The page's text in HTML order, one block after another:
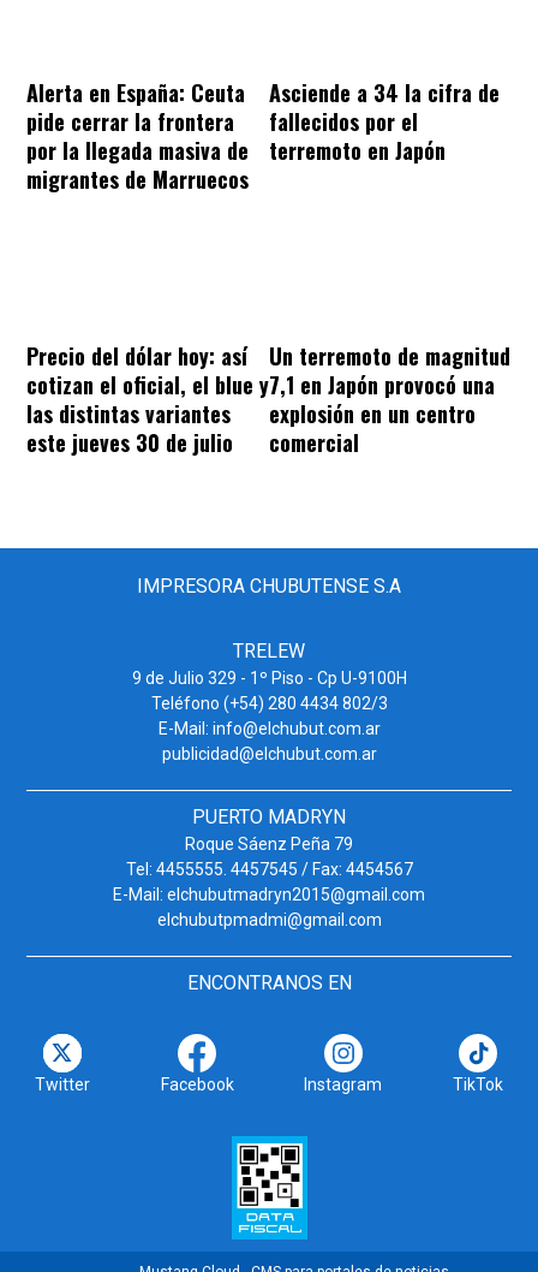
Alerta en España: Ceuta
pide cerrar la frontera
por la llegada masiva de
migrantes de Marruecos
Asciende a 34 la cifra de
fallecidos por el
terremoto en Japón
Precio del dólar hoy: así
cotizan el oficial, el blue y
las distintas variantes
este jueves 30 de julio
Un terremoto de magnitud
7,1 en Japón provocó una
explosión en un centro
comercial
IMPRESORA CHUBUTENSE S.A
TRELEW
9 de Julio 329 - 1º Piso - Cp U-9100H
Teléfono (+54) 280 4434 802/3
E-Mail: info@elchubut.com.ar
publicidad@elchubut.com.ar
PUERTO MADRYN
Roque Sáenz Peña 79
Tel: 4455555. 4457545 / Fax: 4454567
E-Mail: elchubutmadryn2015@gmail.com
elchubutpmadmi@gmail.com
ENCONTRANOS EN
Twitter Facebook Instagram TikTok